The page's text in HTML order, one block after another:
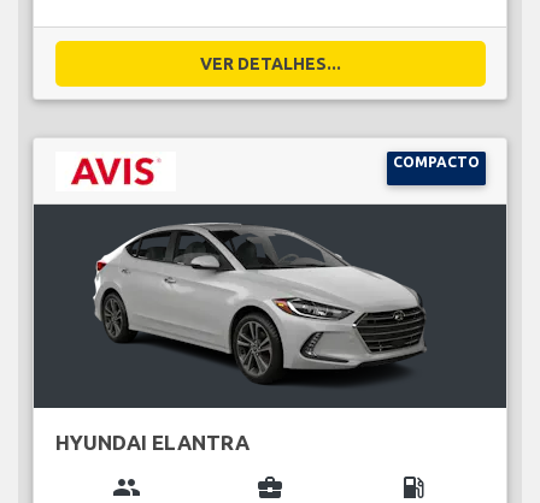
VER DETALHES...
COMPACTO
HYUNDAI ELANTRA
group business_center local_gas_station